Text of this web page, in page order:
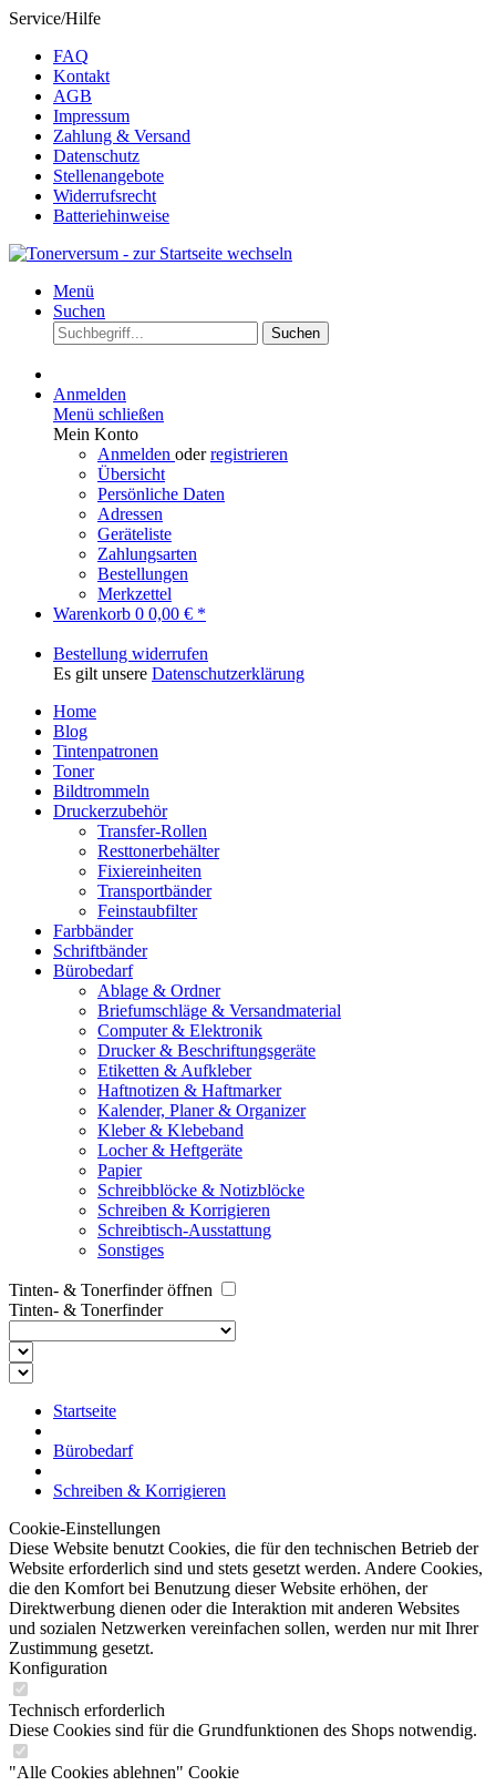
Service/Hilfe
FAQ
Kontakt
AGB
Impressum
Zahlung & Versand
Datenschutz
Stellenangebote
Widerrufsrecht
Batteriehinweise
Menü
Suchen
Suchen
Anmelden
Menü schließen
Mein Konto
Anmelden oderregistrieren
Übersicht
Persönliche Daten
Adressen
Geräteliste
Zahlungsarten
Bestellungen
Merkzettel
Warenkorb 0 0,00 € *
Bestellung widerrufen
Es gilt unsere Datenschutzerklärung
Home
Blog
Tintenpatronen
Toner
Bildtrommeln
Druckerzubehör
Transfer-Rollen
Resttonerbehälter
Fixiereinheiten
Transportbänder
Feinstaubfilter
Farbbänder
Schriftbänder
Bürobedarf
Ablage & Ordner
Briefumschläge & Versandmaterial
Computer & Elektronik
Drucker & Beschriftungsgeräte
Etiketten & Aufkleber
Haftnotizen & Haftmarker
Kalender, Planer & Organizer
Kleber & Klebeband
Locher & Heftgeräte
Papier
Schreibblöcke & Notizblöcke
Schreiben & Korrigieren
Schreibtisch-Ausstattung
Sonstiges
Tinten- & Tonerfinder öffnen
Tinten- & Tonerfinder
Startseite
Bürobedarf
Schreiben & Korrigieren
Cookie-Einstellungen
Diese Website benutzt Cookies, die für den technischen Betrieb der
Website erforderlich sind und stets gesetzt werden. Andere Cookies,
die den Komfort bei Benutzung dieser Website erhöhen, der
Direktwerbung dienen oder die Interaktion mit anderen Websites
und sozialen Netzwerken vereinfachen sollen, werden nur mit Ihrer
Zustimmung gesetzt.
Konfiguration
Technisch erforderlich
Diese Cookies sind für die Grundfunktionen des Shops notwendig.
"Alle Cookies ablehnen" Cookie